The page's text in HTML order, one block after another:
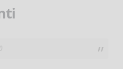
poco e vorrei tornare a